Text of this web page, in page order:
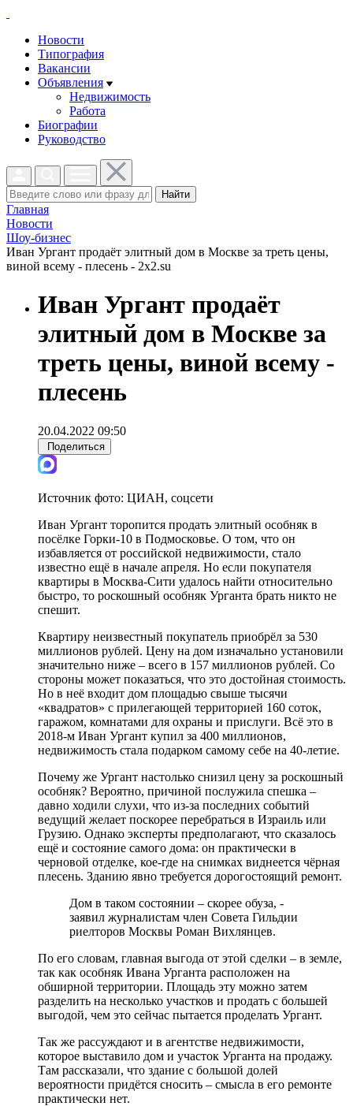
Новости
Типография
Вакансии
Объявления
Недвижимость
Работа
Биографии
Руководство
Найти
Главная
Новости
Шоу-бизнес
Иван Ургант продаёт элитный дом в Москве за треть цены,
виной всему - плесень - 2x2.su
Иван Ургант продаёт
элитный дом в Москве за
треть цены, виной всему -
плесень
20.04.2022 09:50
Поделиться
Источник фото: ЦИАН, соцсети
Иван Ургант торопится продать элитный особняк в
посёлке Горки-10 в Подмосковье. О том, что он
избавляется от российской недвижимости, стало
известно ещё в начале апреля. Но если покупателя
квартиры в Москва-Сити удалось найти относительно
быстро, то роскошный особняк Урганта брать никто не
спешит.
Квартиру неизвестный покупатель приобрёл за 530
миллионов рублей. Цену на дом изначально установили
значительно ниже – всего в 157 миллионов рублей. Со
стороны может показаться, что это достойная стоимость.
Но в неё входит дом площадью свыше тысячи
«квадратов» с прилегающей территорией 160 соток,
гаражом, комнатами для охраны и прислуги. Всё это в
2018-м Иван Ургант купил за 400 миллионов,
недвижимость стала подарком самому себе на 40-летие.
Почему же Ургант настолько снизил цену за роскошный
особняк? Вероятно, причиной послужила спешка –
давно ходили слухи, что из-за последних событий
ведущий желает поскорее перебраться в Израиль или
Грузию. Однако эксперты предполагают, что сказалось
ещё и состояние самого дома: он практически в
черновой отделке, кое-где на снимках виднеется чёрная
плесень. Зданию явно требуется дорогостоящий ремонт.
Дом в таком состоянии – скорее обуза, -
заявил журналистам член Совета Гильдии
риелторов Москвы Роман Вихлянцев.
По его словам, главная выгода от этой сделки – в земле,
так как особняк Ивана Урганта расположен на
обширной территории. Площадь эту можно затем
разделить на несколько участков и продать с большей
выгодой, чем это сейчас пытается проделать Ургант.
Так же рассуждают и в агентстве недвижимости,
которое выставило дом и участок Урганта на продажу.
Там рассказали, что здание с большой долей
вероятности придётся сносить – смысла в его ремонте
практически нет.